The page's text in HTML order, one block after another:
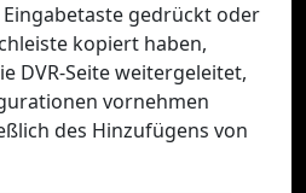
Eingabetaste gedrückt oder
kopiert haben,
DVR-Seite weitergeleitet,
vornehmen
des Hinzufügens von